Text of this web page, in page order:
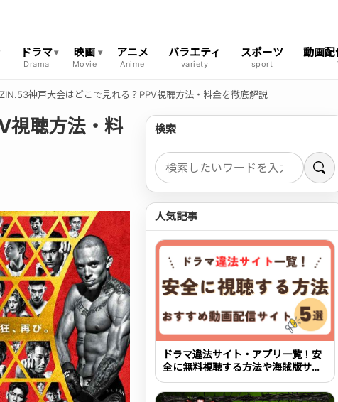
ドラマ 映画 アニメ バラエティ スポーツ 動画配
神戸大会はどこで見れる？PPV視聴方法・料金を徹底解説
視聴方法・料
検索
検索
人気記事
ドラマ違法サイト・アプリ一覧！安
全に無料視聴する方法や海賊版サイ
トの危険性を解説